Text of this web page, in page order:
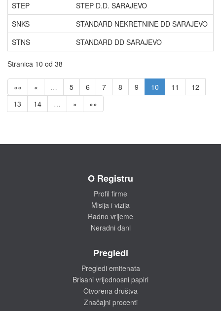
STEP
STEP D.D. SARAJEVO
SNKS
STANDARD NEKRETNINE DD SARAJEVO
STNS
STANDARD DD SARAJEVO
Stranica 10 od 38
«« « … 5 6 7 8 9 10 11
12
13
14 … » »»
O Registru
Profil firme
Misija i vizija
Radno vrijeme
Neradni dani
Pregledi
Pregledi emitenata
Brisani vrijednosni papiri
Otvorena društva
Značajni procenti